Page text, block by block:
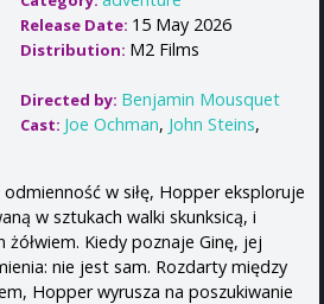
Release Date: 15 May 2026
Distribution: M2 Films
Directed by: Benjamin Mousquet
Cast: Joe Ochman, John Steins,
odmienność w siłę, Hopper eksploruje
w sztukach walki skunksicą, i
żółwiem. Kiedy poznaje Ginę, jej
nie jest sam. Rozdarty między
Hopper wyrusza na poszukiwanie